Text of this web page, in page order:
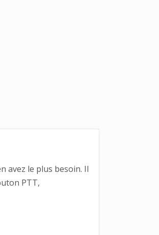
avez le plus besoin. Il
PTT,